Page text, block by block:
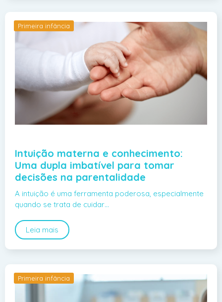
Primeira infância
Intuição materna e conhecimento:
Uma dupla imbatível para tomar
decisões na parentalidade
A intuição é uma ferramenta poderosa, especialmente
quando se trata de cuidar…
Leia mais
Primeira infância